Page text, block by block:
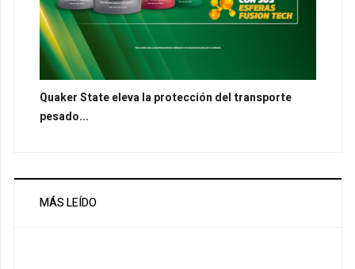
Quaker State eleva la protección del transporte
pesado...
MÁS LEÍDO